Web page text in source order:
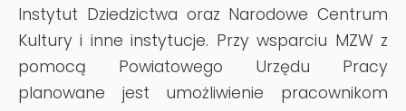
Instytut Dziedzictwa oraz Narodowe Centrum
Kultury i inne instytucje. Przy wsparciu MZW z
pomocą Powiatowego Urzędu Pracy
planowane jest umożliwienie pracownikom